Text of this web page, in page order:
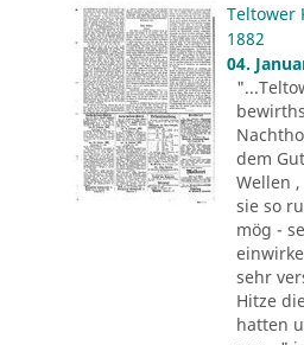
Teltower
1882
04.
dem
Wellen
sie so
mög -
sehr
Hitze
hatten